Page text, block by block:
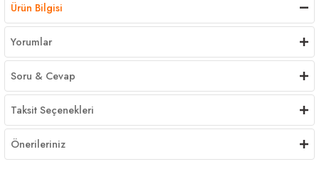
Ürün Bilgisi
Yorumlar
Soru & Cevap
Taksit Seçenekleri
Önerileriniz